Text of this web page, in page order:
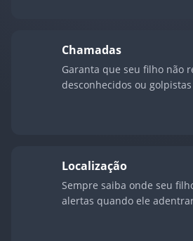
Chamadas
Garanta que seu filho não
desconhecidos ou
Localização
Sempre saiba onde seu
alertas quando ele